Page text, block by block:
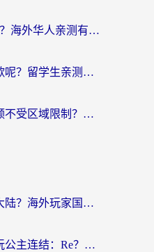
12123在国外打不开吗？海外华人亲测有效的回国加速方案
在国外如何听国内的歌呢？留学生亲测有效的回国加速方案
如何在国外看腾讯视频不受区域限制？留学生亲测有效的回国加速指南
国外可不可以打第九大陆？海外玩家国服畅玩终极指南（附3大热门游戏解决妙招）
在海外用什么加速器玩公主连结：Re？老玩家亲测的稳定方案来了